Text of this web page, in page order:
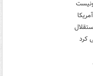
کرد